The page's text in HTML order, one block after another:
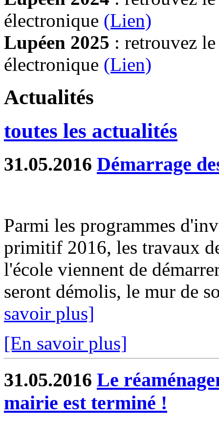
électronique (Lien)
Lupéen 2025 : retrouvez
électronique (Lien)
Actualités
toutes les actualités
31.05.2016 Démarrage
Parmi les programmes
primitif 2016, les travaux
l'école viennent de
seront démolis, le mur de
savoir plus]
[En savoir plus]
31.05.2016 Le
mairie est terminé !